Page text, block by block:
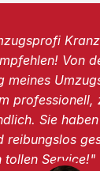
Von
meines
professionell,
Sie
reibungslos
tollen Service!"